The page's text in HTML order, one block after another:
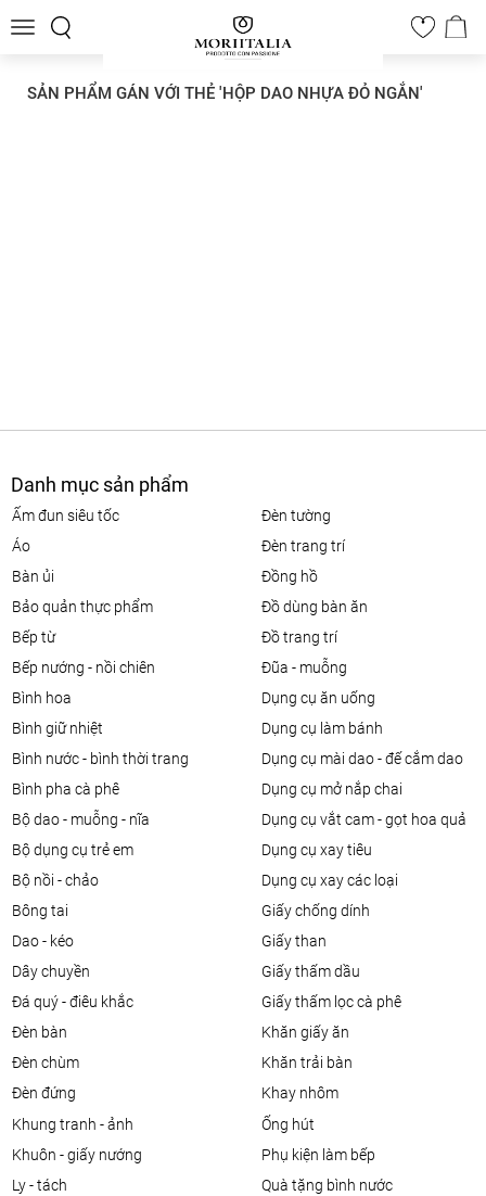
Toggle
0
SẢN PHẨM GÁN VỚI THẺ 'HỘP DAO NHỰA ĐỎ NGẮN'
Danh mục sản phẩm
ấm đun siêu tốc
áo
bàn ủi
bảo quản thực phẩm
bếp từ
bếp nướng - nồi chiên
bình hoa
bình giữ nhiệt
bình nước - bình thời trang
bình pha cà phê
bộ dao - muỗng - nĩa
bộ dụng cụ trẻ em
bộ nồi - chảo
bông tai
dao - kéo
dây chuyền
đá quý - điêu khắc
đèn bàn
đèn chùm
đèn đứng
đèn tường
đèn trang trí
đồng hồ
đồ dùng bàn ăn
đồ trang trí
đũa - muỗng
dụng cụ ăn uống
dụng cụ làm bánh
dụng cụ mài dao - đế cắm dao
dụng cụ mở nắp chai
dụng cụ vắt cam - gọt hoa quả
dụng cụ xay tiêu
dụng cụ xay các loại
giấy chống dính
giấy than
giấy thấm dầu
giấy thấm lọc cà phê
khăn giấy ăn
khăn trải bàn
khay nhôm
khung tranh - ảnh
khuôn - giấy nướng
ly - tách
ống hút
phụ kiện làm bếp
quà tặng bình nước